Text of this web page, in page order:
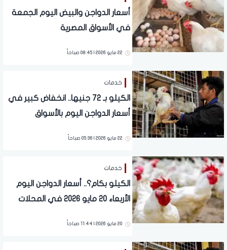
أسعار الدواجن والبيض اليوم الجمعة
في الأسواق المصرية
22 مايو 2026 | 08:45 صباحاً
خدمات
الكيلو بـ 72 جنيها.. انخفاض كبير في
أسعار الدواجن اليوم بالأسواق
22 مايو 2026 | 05:36 صباحاً
خدمات
الكيلو بكام؟.. أسعار الدواجن اليوم
الأربعاء 20 مايو 2026 في المحلات
20 مايو 2026 | 11:44 صباحاً